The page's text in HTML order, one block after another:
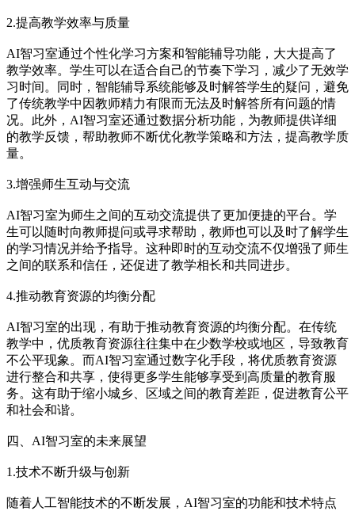
2.提高教学效率与质量
AI智习室通过个性化学习方案和智能辅导功能，大大提高了
教学效率。学生可以在适合自己的节奏下学习，减少了无效学
习时间。同时，智能辅导系统能够及时解答学生的疑问，避免
了传统教学中因教师精力有限而无法及时解答所有问题的情
况。此外，AI智习室还通过数据分析功能，为教师提供详细
的教学反馈，帮助教师不断优化教学策略和方法，提高教学质
量。
3.增强师生互动与交流
AI智习室为师生之间的互动交流提供了更加便捷的平台。学
生可以随时向教师提问或寻求帮助，教师也可以及时了解学生
的学习情况并给予指导。这种即时的互动交流不仅增强了师生
之间的联系和信任，还促进了教学相长和共同进步。
4.推动教育资源的均衡分配
AI智习室的出现，有助于推动教育资源的均衡分配。在传统
教学中，优质教育资源往往集中在少数学校或地区，导致教育
不公平现象。而AI智习室通过数字化手段，将优质教育资源
进行整合和共享，使得更多学生能够享受到高质量的教育服
务。这有助于缩小城乡、区域之间的教育差距，促进教育公平
和社会和谐。
四、AI智习室的未来展望
1.技术不断升级与创新
随着人工智能技术的不断发展，AI智习室的功能和技术特点